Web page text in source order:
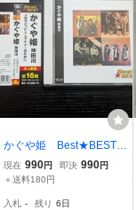
かぐや姫 Best★BEST
ベストアルバムCD 南こ
うせつ・伊勢正三
現在 990円 即決 990円
＋送料180円
入札 - 残り 6日